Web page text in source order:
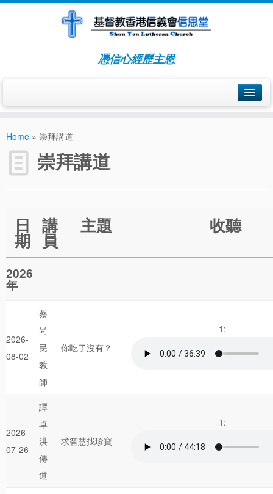
憑信心經歷主恩
由九龍仔至太子道
由長沙灣道至廟街
由廟街至觀塘
聚會時間
教會活動
團契小組
主日學栽培
社會服務
崇拜講道
聯絡我們
Home » 崇拜講道
崇拜講道
日
期
講
員
主題 收聽
2026
年
2026-
08-02
蔡
尚
民
教
師
你吃了沒有？
1:
2026-
07-26
譚
卓
洪
傳
道
求智慧找珍寶
1: